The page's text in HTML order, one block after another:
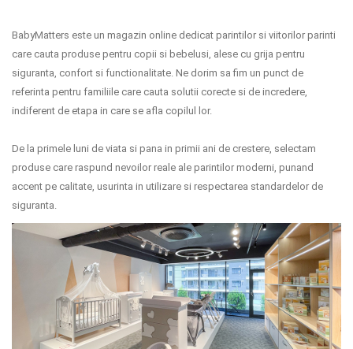
BabyMatters este un magazin online dedicat parintilor si viitorilor parinti
care cauta produse pentru copii si bebelusi, alese cu grija pentru
siguranta, confort si functionalitate. Ne dorim sa fim un punct de
referinta pentru familiile care cauta solutii corecte si de incredere,
indiferent de etapa in care se afla copilul lor.
De la primele luni de viata si pana in primii ani de crestere, selectam
produse care raspund nevoilor reale ale parintilor moderni, punand
accent pe calitate, usurinta in utilizare si respectarea standardelor de
siguranta.